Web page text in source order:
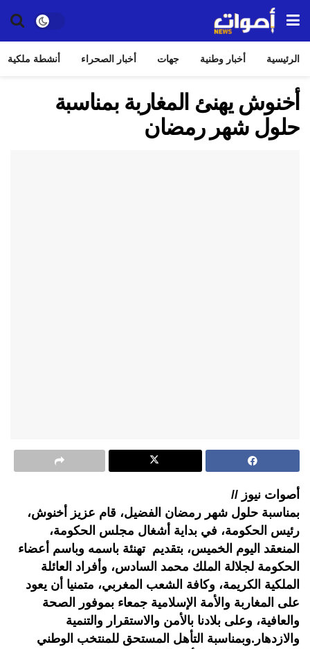
الرئيسية أخبار وطنية جهات أخبار الصحراء أنشطة ملكية
أخنوش يهنئ المغاربة بمناسبة
حلول شهر رمضان
أصوات نيوز //
بمناسبة حلول شهر رمضان الفضيل، قام عزيز أخنوش،
رئيس الحكومة، في بداية أشغال مجلس الحكومة،
المنعقد اليوم الخميس، بتقديم تهنئة باسمه وباسم أعضاء
الحكومة لجلالة الملك محمد السادس، وأفراد العائلة
الملكية الكريمة، وكافة الشعب المغربي، متمنيا أن يعود
على المغاربة والأمة الإسلامية جمعاء بموفور الصحة
والعافية، وعلى بلادنا بالأمن والاستقرار والتنمية
والازدهار.وبمناسبة التأهل المستحق للمنتخب الوطني